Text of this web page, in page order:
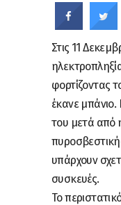
Στις 11
φορτίζοντας
έκανε
του μετά από
υπάρχουν
συσκευές.
Το